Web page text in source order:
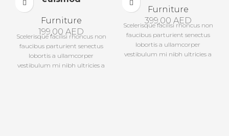
Furniture
199,00 AED
Scelerisque facilisi rhoncus non
faucibus parturient senectus
lobortis a ullamcorper
vestibulum mi nibh ultricies a
Furniture
399,00 AED
Scelerisque facilisi rhoncus non
faucibus parturient senectus
lobortis a ullamcorper
vestibulum mi nibh ultricies a